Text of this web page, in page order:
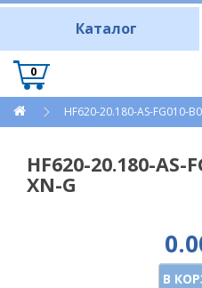
Каталог
0
HF620-20.180-AS-FG010-
HF620-20.180-AS-
XN-G
В